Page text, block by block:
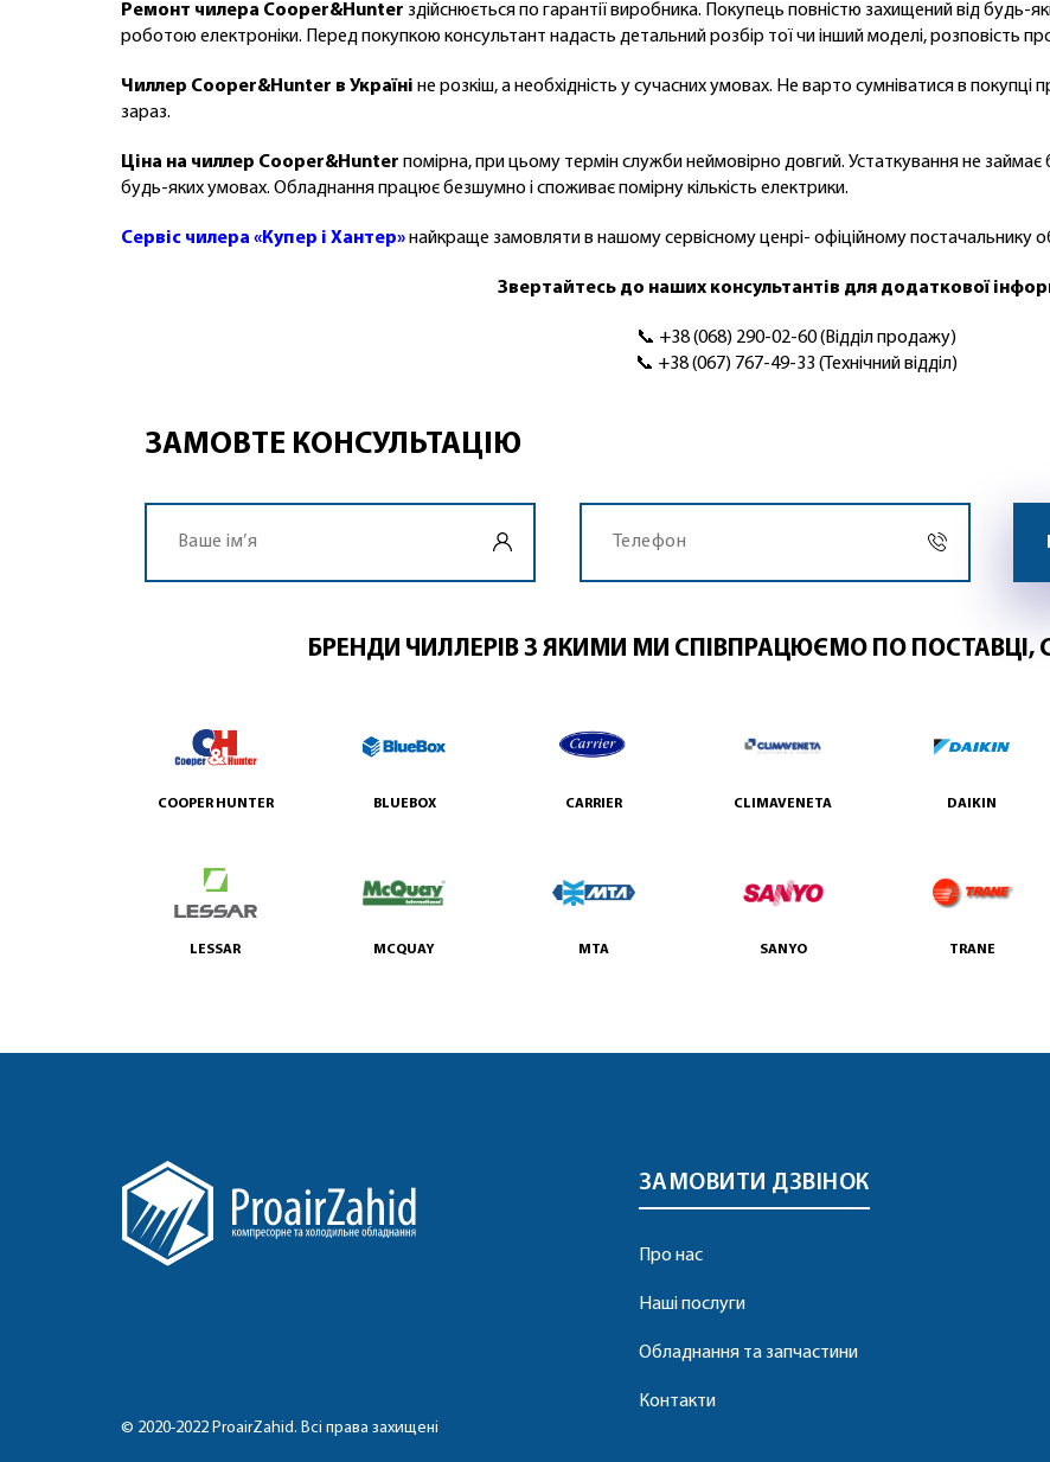
Ремонт чилера Cooper&Hunter здійснюється по гарантії виробника. Покупець повністю захищений від будь-
роботою електроніки. Перед покупкою консультант надасть детальний розбір тої чи інший моделі, розповість
Чиллер Cooper&Hunter в Україні не розкіш, а необхідність у сучасних умовах. Не варто сумніватися в
зараз.
Ціна на чиллер Cooper&Hunter помірна, при цьому термін служби неймовірно довгий. Устаткування не
будь-яких умовах. Обладнання працює безшумно і споживає помірну кількість електрики.
Сервіс чилера «Купер і Хантер»найкраще замовляти в нашому сервісному ценрі- офіційному постачальнику
Звертайтесь до наших консультантів для додаткової
📞 +38 (068) 290-02-60 (Відділ продажу)
📞 +38 (067) 767-49-33 (Технічний відділ)
ЗАМОВТЕ КОНСУЛЬТАЦІЮ
БРЕНДИ ЧИЛЛЕРІВ З ЯКИМИ МИ СПІВПРАЦЮЄМО ПО ПОСТАВЦІ,
COOPER HUNTER BLUEBOX CARRIER CLIMAVENETA DAIKIN
LESSAR MCQUAY MTA SANYO TRANE
ЗАМОВИТИ ДЗВІНОК
Про нас
Наші послуги
Обладнання та запчастини
Контакти
© 2020-2022 ProairZahid. Всі права захищені